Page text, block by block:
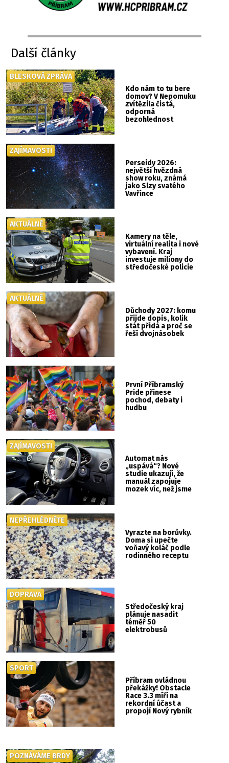
Další články
Kdo nám to tu bere
domov? V Nepomuku
zvítězila čistá,
odporná
bezohlednost
BLESKOVÁ ZPRÁVA
Perseidy 2026:
největší hvězdná
show roku, známá
jako Slzy svatého
Vavřince
ZAJÍMAVOSTI
Kamery na těle,
virtuální realita i nové
vybavení. Kraj
investuje miliony do
středočeské policie
AKTUÁLNĚ
Důchody 2027: komu
přijde dopis, kolik
stát přidá a proč se
řeší dvojnásobek
AKTUÁLNĚ
První Příbramský
Pride přinese
pochod, debaty i
hudbu
Automat nás
„uspává“? Nové
studie ukazují, že
manuál zapojuje
mozek víc, než jsme
ZAJÍMAVOSTI
Vyrazte na borůvky.
Doma si upečte
voňavý koláč podle
rodinného receptu
NEPŘEHLÉDNĚTE
Středočeský kraj
plánuje nasadit
téměř 50
elektrobusů
DOPRAVA
Příbram ovládnou
překážky! Obstacle
Race 3.3 míří na
rekordní účast a
propojí Nový rybník
SPORT
POZNÁVÁME BRDY